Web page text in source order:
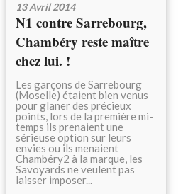
13 Avril 2014
N1 contre Sarrebourg,
Chambéry reste maître
chez lui. !
Les garçons de Sarrebourg
(Moselle) étaient bien venus
pour glaner des précieux
points, lors de la première mi-
temps ils prenaient une
sérieuse option sur leurs
envies ou ils menaient
Chambéry2 à la marque, les
Savoyards ne veulent pas
laisser imposer...